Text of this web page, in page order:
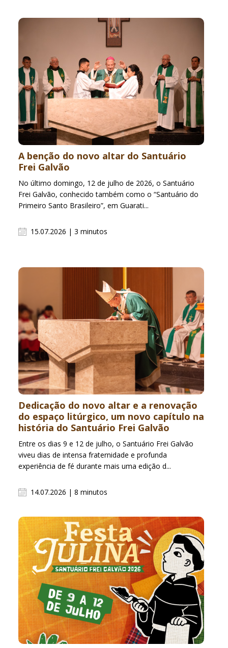
A benção do novo altar do Santuário
Frei Galvão
No último domingo, 12 de julho de 2026, o Santuário
Frei Galvão, conhecido também como o “Santuário do
Primeiro Santo Brasileiro”, em Guarati...
15.07.2026 | 3 minutos
Dedicação do novo altar e a renovação
do espaço litúrgico, um novo capítulo na
história do Santuário Frei Galvão
Entre os dias 9 e 12 de julho, o Santuário Frei Galvão
viveu dias de intensa fraternidade e profunda
experiência de fé durante mais uma edição d...
14.07.2026 | 8 minutos